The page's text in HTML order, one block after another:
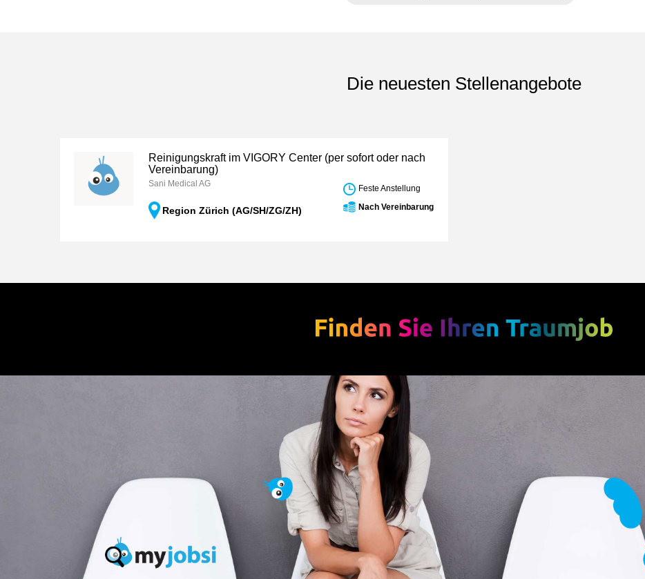
Die neuesten Stellenangebote
Reinigungskraft im VIGORY Center (per sofort oder nach
Vereinbarung)
Sani Medical AG
Region Zürich (AG/SH/ZG/ZH)
Feste Anstellung
Nach Vereinbarung